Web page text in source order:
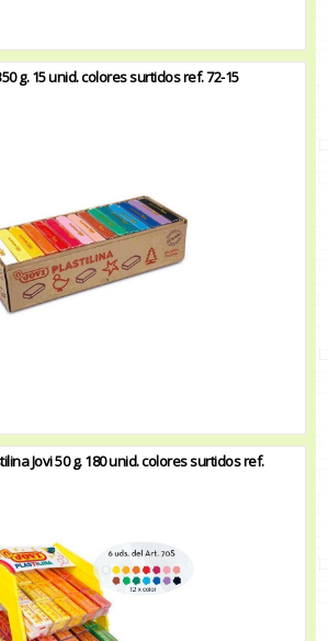
g. 15 unid. colores surtidos ref. 72-15
Jovi 50 g. 180 unid. colores surtidos ref.